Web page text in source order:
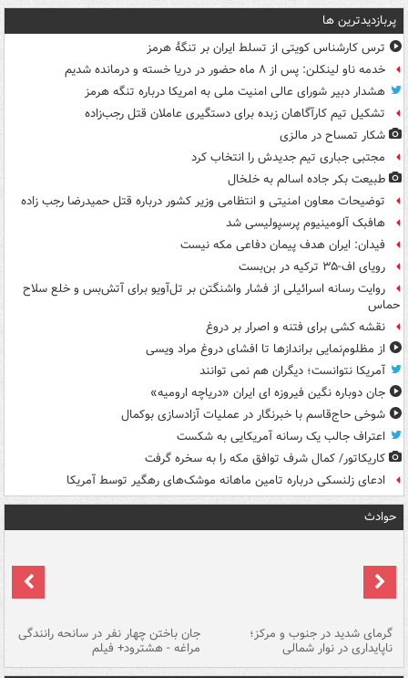
پربازدیدترین ها
ترس کارشناس کویتی از تسلط ایران بر تنگۀ هرمز
خدمه ناو لینکلن: پس از ۸ ماه حضور در دریا خسته و درمانده‌ شدیم
هشدار دبیر شورای عالی امنیت ملی به امریکا درباره تنگه هرمز
تشکیل تیم کارآگاهان زبده برای دستگیری عاملان قتل رجب‌زاده
شکار تمساح در مالزی
مجتبی جباری تیم جدیدش را انتخاب کرد
طبیعت بکر جاده اسالم به خلخال
توضیحات معاون امنیتی و انتظامی وزیر کشور درباره قتل حمیدرضا رجب زاده
هافبک آلومینیوم پرسپولیسی شد
فیدان: ایران هدف پیمان دفاعی مکه نیست
رویای اف-۳۵ ترکیه در بن‌بست
روایت رسانه اسرائیلی از فشار واشنگتن بر تل‌آویو برای آتش‌بس و خلع سلاح
حماس
نقشه کشی برای فتنه و اصرار بر دروغ
از مظلوم‌نمایی براندازها تا افشای دروغ مراد ویسی
آمریکا نتوانست؛ دیگران هم نمی توانند
جان دوباره نگین فیروزه ای ایران «دریاچه ارومیه»
شوخی حاج‌قاسم با خبرنگار در عملیات آزادسازی بوکمال
اعتراف جالب یک رسانه آمریکایی به شکست
کاریکاتور/ کمال شرف توافق مکه را به سخره گرفت
ادعای زلنسکی درباره تامین ماهانه موشک‌های رهگیر توسط آمریکا
حوادث
گرمای شدید در جنوب و مرکز؛
ناپایداری در نوار شمالی
جان باختن چهار نفر در سانحه رانندگی
مراغه - هشترود+ فیلم